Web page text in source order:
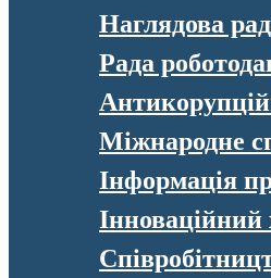
Наглядова
Рада
Міжнародне
Інформація